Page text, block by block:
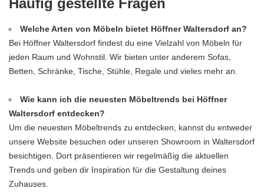
Häufig gestellte Fragen
Welche Arten von Möbeln bietet Höffner Waltersdorf an?
Bei Höffner Waltersdorf findest du eine Vielzahl von Möbeln für
jeden Raum und Wohnstil. Wir bieten unter anderem Sofas,
Betten, Schränke, Tische, Stühle, Regale und vieles mehr an.
Wie kann ich die neuesten Möbeltrends bei Höffner
Waltersdorf entdecken?
Um die neuesten Möbeltrends zu entdecken, kannst du entweder
unsere Website besuchen oder unseren Showroom in Waltersdorf
besichtigen. Dort präsentieren wir regelmäßig die aktuellen
Trends und geben dir Inspiration für die Gestaltung deines
Zuhauses.